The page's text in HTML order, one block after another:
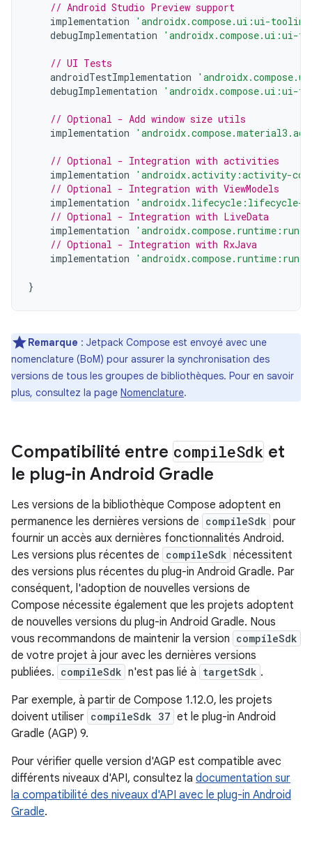
// Android Studio Preview support
implementation
'androidx.compose.ui:ui-
debugImplementation
'androidx.compose.ui:ui-
// UI Tests
androidTestImplementation
debugImplementation
'androidx.compose.ui:ui-
// Optional - Add window size utils
implementation
// Optional - Integration with activities
implementation
'androidx.activity:activity-
// Optional - Integration with ViewModels
implementation
'androidx.lifecycle:lifecycle-
// Optional - Integration with LiveData
implementation
// Optional - Integration with RxJava
implementation
}
Remarque : Jetpack Compose est envoyé avec une
nomenclature (BoM) pour assurer la synchronisation des
versions de tous les groupes de bibliothèques. Pour en savoir
plus, consultez la page Nomenclature.
Compatibilité entre compileSdk et
le plug-in Android Gradle
Les versions de la bibliothèque Compose adoptent en
permanence les dernières versions de compileSdk pour
fournir un accès aux dernières fonctionnalités Android.
Les versions plus récentes de compileSdk nécessitent
des versions plus récentes du plug-in Android Gradle. Par
conséquent, l'adoption de nouvelles versions de
Compose nécessite également que les projets adoptent
de nouvelles versions du plug-in Android Gradle. Nous
vous recommandons de maintenir la version compileSdk
de votre projet à jour avec les dernières versions
publiées. compileSdk n'est pas lié à targetSdk .
Par exemple, à partir de Compose 1.12.0, les projets
doivent utiliser compileSdk 37 et le plug-in Android
Gradle (AGP) 9.
Pour vérifier quelle version d'AGP est compatible avec
différents niveaux d'API, consultez la documentation sur
la compatibilité des niveaux d'API avec le plug-in Android
Gradle.